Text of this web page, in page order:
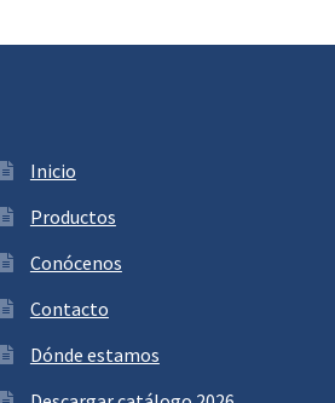
Inicio
Productos
Conócenos
Contacto
Dónde estamos